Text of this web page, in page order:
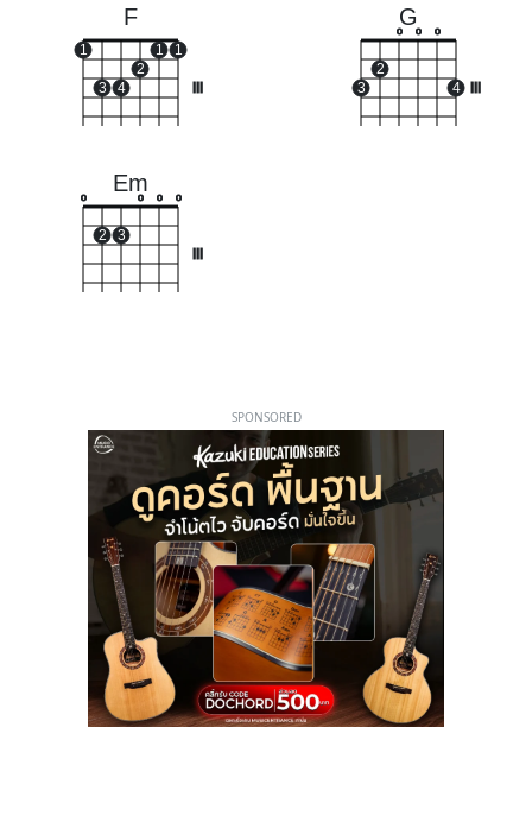
F
1
3 4
2
1 1
G
3
2
o o o
4
Em
o
2 3
o o o
SPONSORED